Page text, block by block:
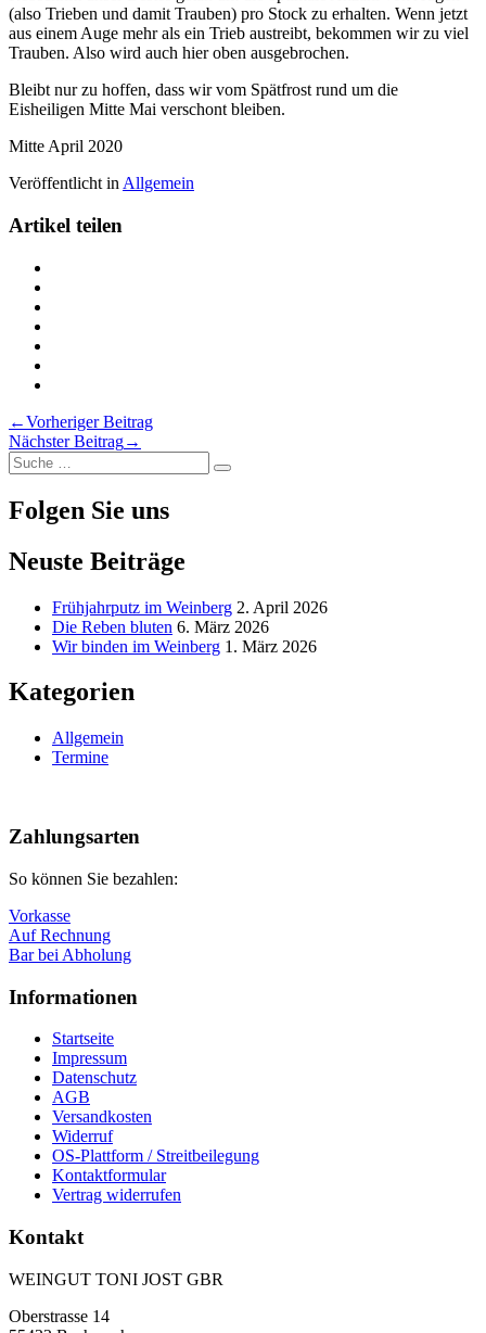
(also Trieben und damit Trauben) pro Stock zu erhalten. Wenn jetzt
aus einem Auge mehr als ein Trieb austreibt, bekommen wir zu viel
Trauben. Also wird auch hier oben ausgebrochen.
Bleibt nur zu hoffen, dass wir vom Spätfrost rund um die
Eisheiligen Mitte Mai verschont bleiben.
Mitte April 2020
Veröffentlicht inAllgemein
Artikel teilen
Pinterest
auf
Xing
wächst
via
Email
Weinberg
wächst
Beitragsnavigation
←Vorheriger Beitrag
Nächster Beitrag→
Suche
nach:
Suche
Folgen Sie uns
Neuste Beiträge
Frühjahrputz im Weinberg 2. April 2026
Die Reben bluten 6. März 2026
Wir binden im Weinberg 1. März 2026
Kategorien
Allgemein
Termine
oben
Zahlungsarten
So können Sie bezahlen:
Vorkasse
Auf Rechnung
Bar bei Abholung
Informationen
Startseite
Impressum
Datenschutz
AGB
Versandkosten
Widerruf
OS-Plattform / Streitbeilegung
Kontaktformular
Vertrag widerrufen
Kontakt
WEINGUT TONI JOST GBR
Oberstrasse 14